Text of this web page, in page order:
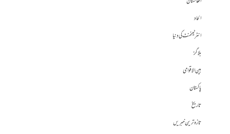
الحاد
انٹرٹینمنٹ کی دنیا
بلاگز
بین الاقوامی
پاکستان
تاریخ
تازہ ترین خبریں